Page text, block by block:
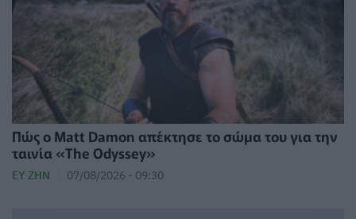
Πώς ο Matt Damon απέκτησε το σώμα του για την
ταινία «The Odyssey»
ΕΥ ΖΗΝ 07/08/2026 - 09:30